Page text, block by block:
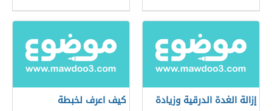
إزالة الغدة الدرقية وزيادة
كيف اعرف لخبطة